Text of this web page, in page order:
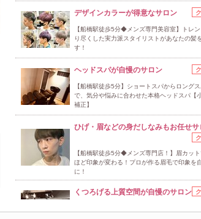
デザインカラーが得意なサロン
【船橋駅徒歩5分◆メンズ専門美容室】トレ
り尽くした実力派スタイリストがあなたの髪
す！
ヘッドスパが自慢のサロン
【船橋駅徒歩5分】ショートスパからロング
で、気分や悩みに合わせた本格ヘッドスパ【
補正】
ひげ・眉などの身だしなみもお任せサ
【船橋駅徒歩5分◆メンズ専門店！】眉カッ
ほど印象が変わる！プロが作る眉毛で印象を
に！
くつろげる上質空間が自慢のサロン